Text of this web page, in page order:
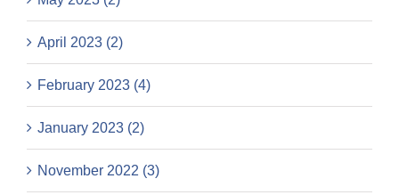
April 2023 (2)
February 2023 (4)
January 2023 (2)
November 2022 (3)